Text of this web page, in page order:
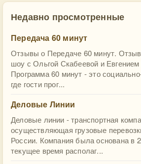
Недавно просмотренные
Передача 60 минут
Отзывы о Передаче 60 минут.
шоу с Ольгой Скабеевой и
Программа 60 минут - это
где гости прог...
Деловые Линии
Деловые линии - транспортная
осуществляющая грузовые
России. Компания была основана в
текущее время располаг...